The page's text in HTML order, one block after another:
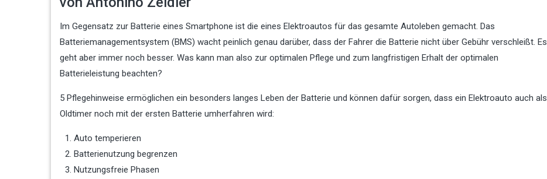
Im Gegensatz zur Batterie eines Smartphone ist die eines Elektroautos für das gesamte Autoleben gemacht. Das
Batteriemanagementsystem (BMS) wacht peinlich genau darüber, dass der Fahrer die Batterie nicht über Gebühr verschleißt. Es
geht aber immer noch besser. Was kann man also zur optimalen Pflege und zum langfristigen Erhalt der optimalen
Batterieleistung beachten?
5 Pflegehinweise ermöglichen ein besonders langes Leben der Batterie und können dafür sorgen, dass ein Elektroauto auch als
Oldtimer noch mit der ersten Batterie umherfahren wird:
Auto temperieren
Batterienutzung begrenzen
Nutzungsfreie Phasen